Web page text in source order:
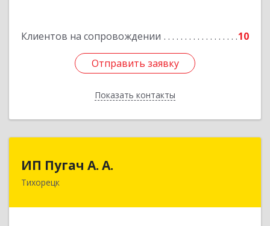
Клиентов на сопровождении 10
Отправить заявку
Показать контакты
Отправить заявку
Назад
ИП Пугач А. А.
Тихорецк
352114, Краснодарский край, Тихорецкий р-н,